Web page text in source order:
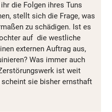
die Folgen ihres Tuns
stellt sich die Frage, was
zu schädigen. Ist es
auf die westliche
externen Auftrag aus,
Was immer auch
ist weit
sie bisher ernsthaft